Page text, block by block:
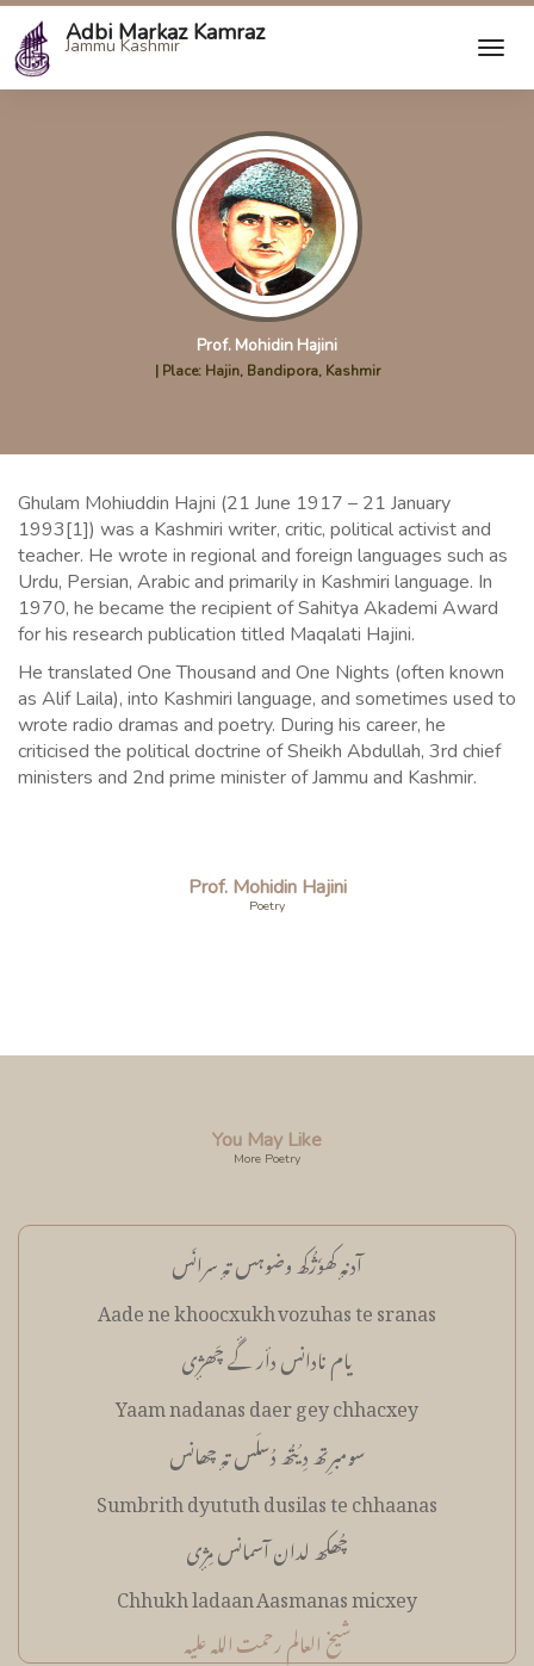
Adbi Markaz Kamraz
Jammu Kashmir
Prof. Mohidin Hajini
| Place: Hajin, Bandipora, Kashmir
Ghulam Mohiuddin Hajni (21 June 1917 – 21 January
1993[1]) was a Kashmiri writer, critic, political activist and
teacher. He wrote in regional and foreign languages such as
Urdu, Persian, Arabic and primarily in Kashmiri language. In
1970, he became the recipient of Sahitya Akademi Award
for his research publication titled Maqalati Hajini.
He translated One Thousand and One Nights (often known
as Alif Laila), into Kashmiri language, and sometimes used to
wrote radio dramas and poetry. During his career, he
criticised the political doctrine of Sheikh Abdullah, 3rd chief
ministers and 2nd prime minister of Jammu and Kashmir.
Prof. Mohidin Hajini
Poetry
You May Like
More Poetry
آدنہٕ کھوٗژُکھ وضوہس تہٕ سرانَس
Aade ne khoocxukh vozuhas te sranas
یام نادانس دأر گٔے چَھژٕی
Yaam nadanas daer gey chhacxey
سۄمبرِتھ دِیُتُھ دُسلَس تہٕ چھانس
Sumbrith dyututh dusilas te chhaanas
چُھکھ لدان آسمانس مِژٕی
Chhukh ladaan Aasmanas micxey
شیخ العالم رحمت اللہ علیہ